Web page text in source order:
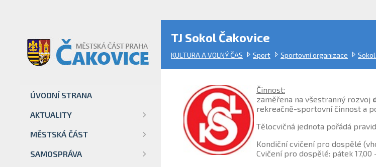
TJ Sokol Čakovice
KULTURA A VOLNÝ ČAS Sport Sportovní organizace
ÚVODNÍ STRANA
AKTUALITY
MĚSTSKÁ ČÁST
SAMOSPRÁVA
Činnost:
zaměřena na všestranný rozvoj
rekreačně-sportovní činnost a
Tělocvičná jednota pořádá
Kondiční cvičení pro dospělé
Cvičení pro dospělé: pátek 17,00